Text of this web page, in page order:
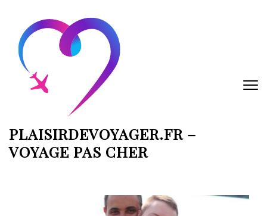
contenu
(Pressez
Entrée)
PLAISIRDEVOYAGER.FR –
VOYAGE PAS CHER